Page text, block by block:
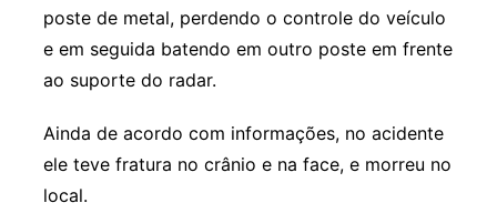
poste de metal, perdendo o controle do veículo
e em seguida batendo em outro poste em frente
ao suporte do radar.
Ainda de acordo com informações, no acidente
ele teve fratura no crânio e na face, e morreu no
local.